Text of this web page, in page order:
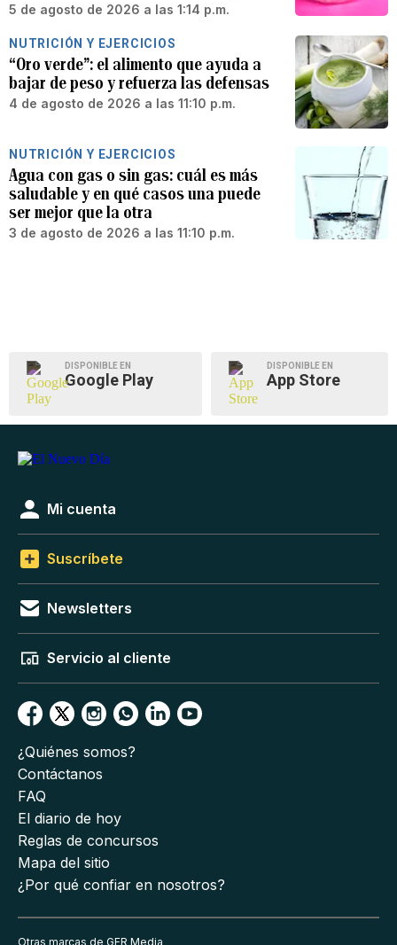
5 de agosto de 2026 a las 1:14 p.m.
NUTRICIÓN Y EJERCICIOS
“Oro verde”: el alimento que ayuda a
bajar de peso y refuerza las defensas
4 de agosto de 2026 a las 11:10 p.m.
NUTRICIÓN Y EJERCICIOS
Agua con gas o sin gas: cuál es más
saludable y en qué casos una puede
ser mejor que la otra
3 de agosto de 2026 a las 11:10 p.m.
DISPONIBLE EN
Google Play
DISPONIBLE EN
App Store
Mi cuenta
Suscríbete
Newsletters
Servicio al cliente
¿Quiénes somos?
Contáctanos
FAQ
El diario de hoy
Reglas de concursos
Mapa del sitio
¿Por qué confiar en nosotros?
Otras marcas de GFR Media